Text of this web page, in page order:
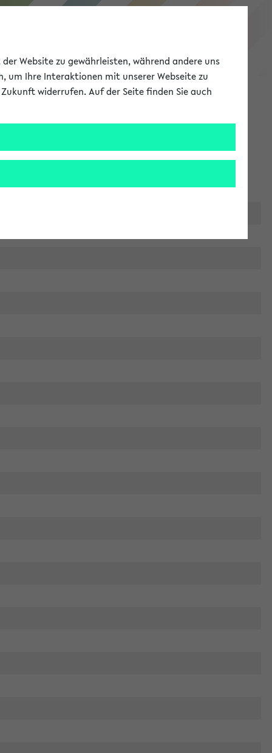
eKVV
Website zu gewährleisten, während andere uns
um Ihre Interaktionen mit unserer Webseite zu
widerrufen. Auf der Seite finden Sie auch